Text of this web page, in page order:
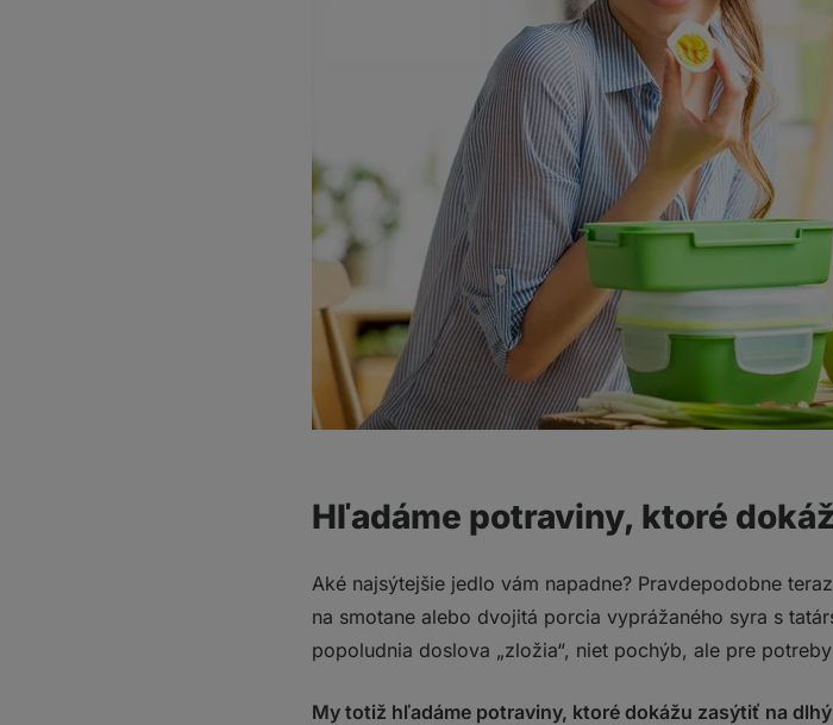
Hľadáme potraviny, ktoré
Aké najsýtejšie jedlo vám napadne? Pravdepodobne
na smotane alebo dvojitá porcia vyprážaného syra s
popoludnia doslova „zložia“, niet pochýb, ale pre
My totiž hľadáme potraviny, ktoré dokážu zasýtiť na